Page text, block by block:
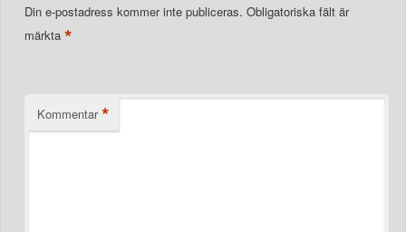
Din e-postadress kommer inte publiceras. Obligatoriska fält är
märkta *
Kommentar *